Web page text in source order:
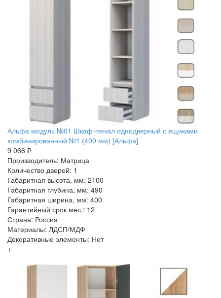
Альфа модуль №01 Шкаф-пенал однодверный с ящиками
комбинированный №1 (400 мм) [Альфа]
9 066 ₽
Производитель: Матрица
Количество дверей: 1
Габаритная высота, мм: 2100
Габаритная глубина, мм: 490
Габаритная ширина, мм: 400
Гарантийный срок мес.: 12
Страна: Россия
Материалы: ЛДСП/МДФ
Декоративные элементы: Нет
+